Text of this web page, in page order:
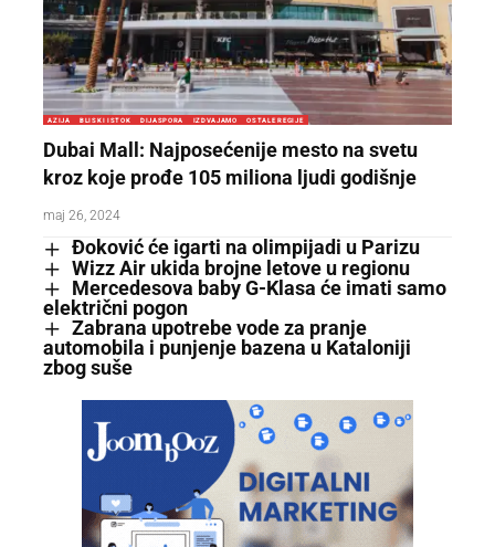
AZIJA BLISKI ISTOK DIJASPORA IZDVAJAMO OSTALE REGIJE
Dubai Mall: Najposećenije mesto na svetu
kroz koje prođe 105 miliona ljudi godišnje
maj 26, 2024
Đoković će igarti na olimpijadi u Parizu
Wizz Air ukida brojne letove u regionu
Mercedesova baby G-Klasa će imati samo
električni pogon
Zabrana upotrebe vode za pranje
automobila i punjenje bazena u Kataloniji
zbog suše